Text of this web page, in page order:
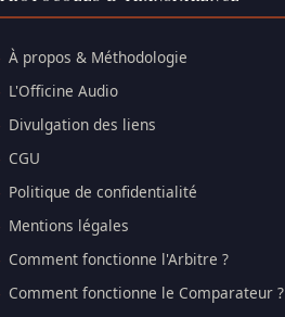
À propos & Méthodologie
L'Officine Audio
Divulgation des liens
CGU
Politique de confidentialité
Mentions légales
Comment fonctionne l'Arbitre ?
Comment fonctionne le Comparateur ?